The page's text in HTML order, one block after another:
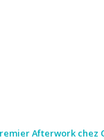
Afterwork chez